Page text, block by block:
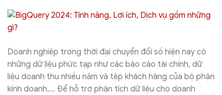
Doanh nghiệp trong thời đại chuyển đổi số hiện nay có
những dữ liệu phức tạp như các báo cáo tài chính, dữ
liệu doanh thu nhiều năm và tệp khách hàng của bộ phận
kinh doanh,… Để hỗ trợ phân tích dữ liệu cho doanh